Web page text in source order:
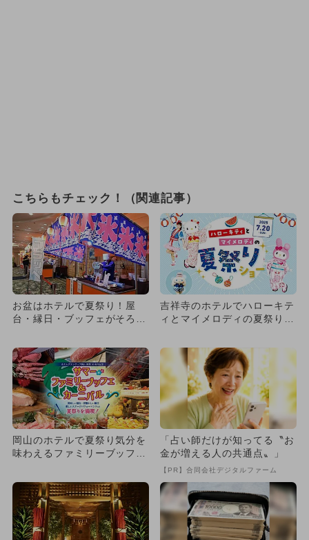
こちらもチェック！（関連記事）
お盆はホテルで夏祭り！屋
台・縁日・ブッフェがそろう
吉祥寺のホテルでハローキテ
ィとマイメロディの夏祭りシ
岡山のホテルで夏祭り気分を
味わえるファミリーブッフェ
「占い師だけが知ってる〝お
金が増える人の共通点〟」
【PR】合同会社デジタルファーム